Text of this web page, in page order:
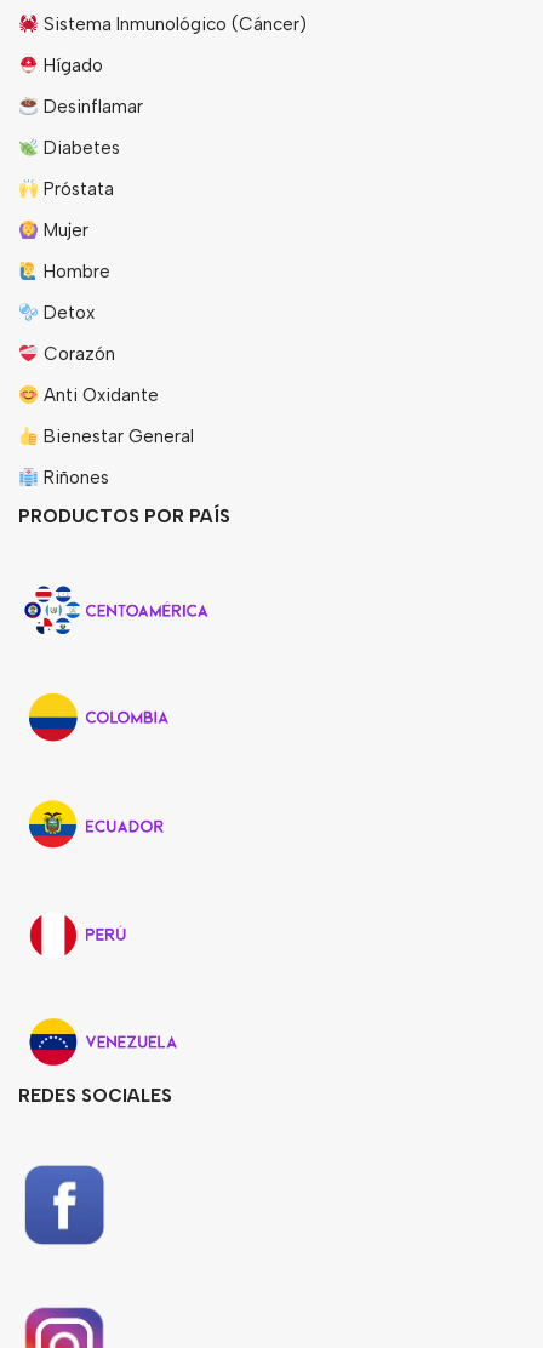
Sistema Inmunológico (Cáncer)
Hígado
Desinflamar
Diabetes
Próstata
Mujer
Hombre
Detox
Corazón
Anti Oxidante
Bienestar General
Riñones
PRODUCTOS POR PAÍS
REDES SOCIALES